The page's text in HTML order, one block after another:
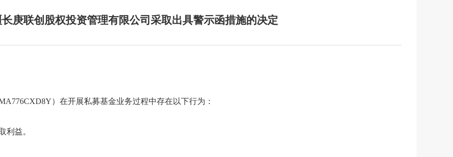
庚联创股权投资管理有限公司采取出具警示函措施的决定
）在开展私募基金业务过程中存在以下行为：
利益。